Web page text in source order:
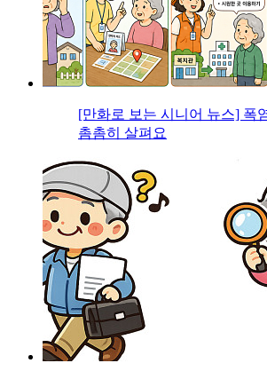
[만화로 보는 시니어 뉴스] 폭
촘촘히 살펴요